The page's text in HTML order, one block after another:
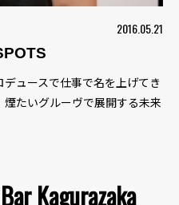
2016.05.21
ュースで仕事で名を上げてき
たいグルーヴで展開する未来
Kagurazaka